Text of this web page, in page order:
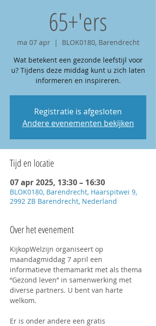
65+'ers
ma 07 apr
  |
BLOK0180, Barendrecht
Wat betekent een gezonde leefstijl voor
u? Tijdens deze middag kunt u zich laten
informeren en inspireren.
Registratie is afgesloten
Andere evenementen bekijken
Tijd en locatie
07 apr 2025, 13:30 – 16:30
BLOK0180, Barendrecht, Haarspitwei 9,
2992 ZB Barendrecht, Nederland
Over het evenement
KijkopWelzijn organiseert op
maandagmiddag 7 april een
informatieve themamarkt met als thema
“Gezond leven” in samenwerking met
diverse partners. U bent van harte
welkom.
Er is onder andere een gratis